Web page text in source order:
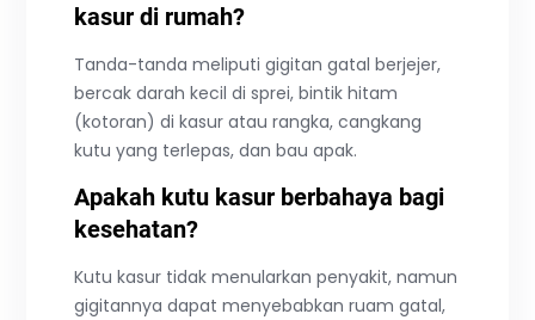
kasur di rumah?
Tanda-tanda meliputi gigitan gatal berjejer,
bercak darah kecil di sprei, bintik hitam
(kotoran) di kasur atau rangka, cangkang
kutu yang terlepas, dan bau apak.
Apakah kutu kasur berbahaya bagi
kesehatan?
Kutu kasur tidak menularkan penyakit, namun
gigitannya dapat menyebabkan ruam gatal,